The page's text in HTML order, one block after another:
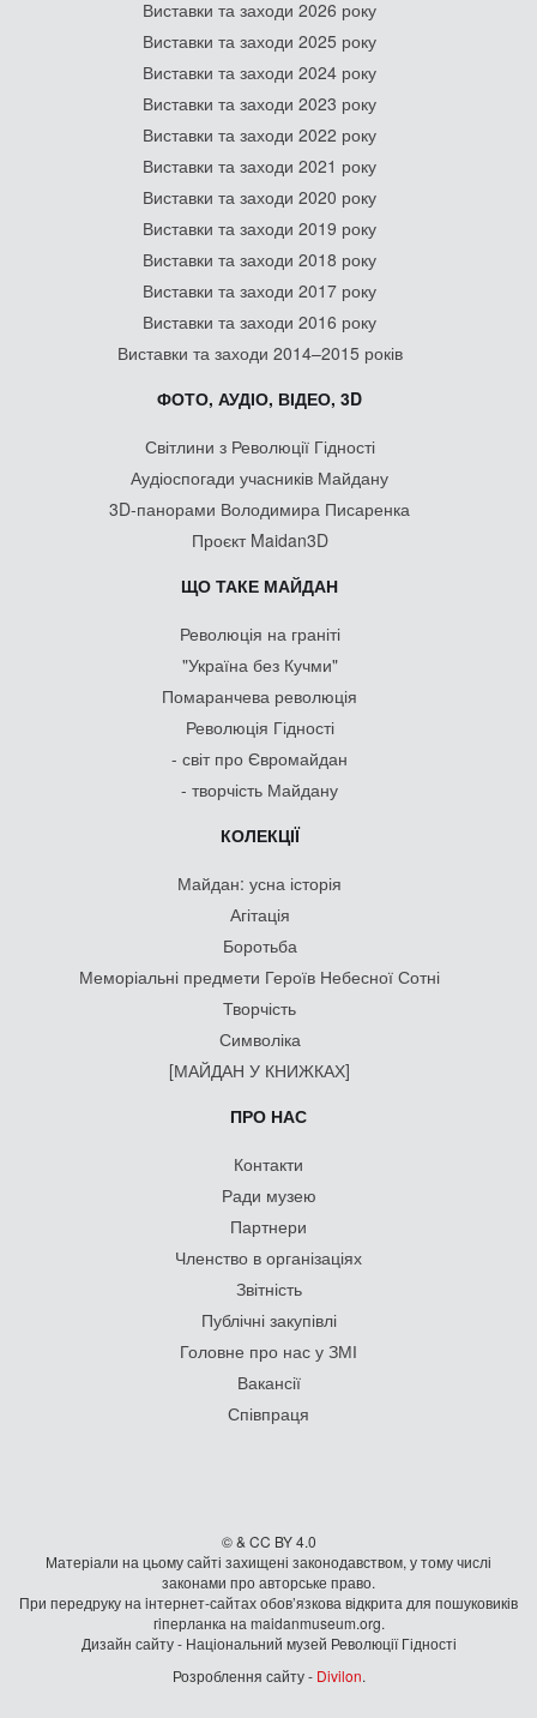
Виставки та заходи 2026 року
Виставки та заходи 2025 року
Виставки та заходи 2024 року
Виставки та заходи 2023 року
Виставки та заходи 2022 року
Виставки та заходи 2021 року
Виставки та заходи 2020 року
Виставки та заходи 2019 року
Виставки та заходи 2018 року
Виставки та заходи 2017 року
Виставки та заходи 2016 року
Виставки та заходи 2014–2015 років
ФОТО, АУДІО, ВІДЕО, 3D
Світлини з Революції Гідності
Аудіоспогади учасників Майдану
3D-панорами Володимира Писаренка
Проєкт Maidan3D
ЩО ТАКЕ МАЙДАН
Революція на граніті
"Україна без Кучми"
Помаранчева революція
Революція Гідності
- світ про Євромайдан
- творчість Майдану
КОЛЕКЦІЇ
Майдан: усна історія
Агітація
Боротьба
Меморіальні предмети Героїв Небесної Сотні
Творчість
Символіка
[МАЙДАН У КНИЖКАХ]
ПРО НАС
Контакти
Ради музею
Партнери
Членство в організаціях
Звітність
Публічні закупівлі
Головне про нас у ЗМІ
Вакансії
Співпраця
© & CC BY 4.0
Матеріали на цьому сайті захищені законодавством, у тому числі
законами про авторське право.
При передруку на iнтернет-сайтах обов’язкова відкрита для пошуковиків
гiперланка на maidanmuseum.org.
Дизайн сайту - Національний музей Революції Гідності
Розроблення сайту - Divilon.